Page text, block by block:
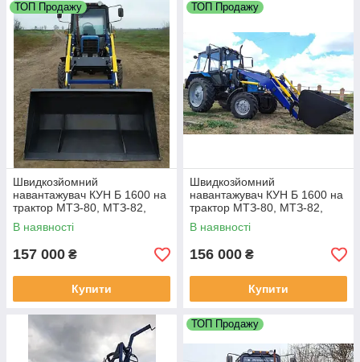
ТОП Продажу
Швидкозйомний
навантажувач КУН Б 1600 на
трактор МТЗ-80, МТЗ-82,
ЮМЗ
В наявності
157 000 ₴
Купити
ТОП Продажу
Швидкозйомний
навантажувач КУН Б 1600 на
трактор МТЗ-80, МТЗ-82,
ЮМЗ
В наявності
156 000 ₴
Купити
ТОП Продажу